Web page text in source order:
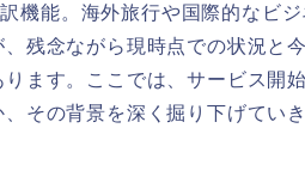
機能。海外旅行や国際的なビジ
残念ながら現時点での状況と
ます。ここでは、サービス開
その背景を深く掘り下げてい